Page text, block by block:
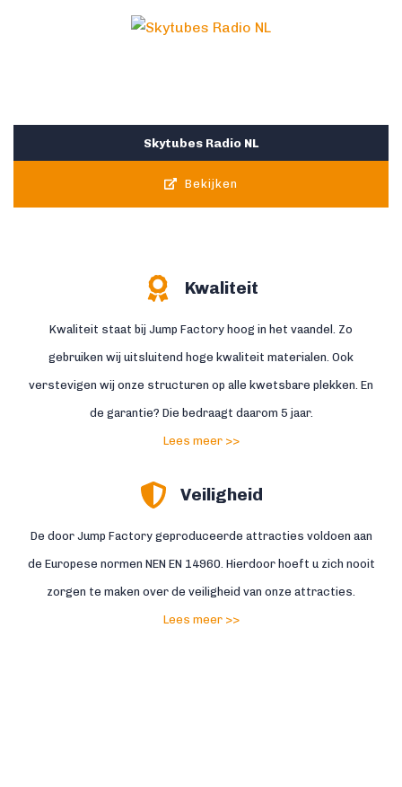
Skytubes Radio NL
Bekijken
Kwaliteit
Kwaliteit staat bij Jump Factory hoog in het vaandel. Zo
gebruiken wij uitsluitend hoge kwaliteit materialen. Ook
verstevigen wij onze structuren op alle kwetsbare plekken. En
de garantie? Die bedraagt daarom 5 jaar.
Lees meer >>
Veiligheid
De door Jump Factory geproduceerde attracties voldoen aan
de Europese normen NEN EN 14960. Hierdoor hoeft u zich nooit
zorgen te maken over de veiligheid van onze attracties.
Lees meer >>